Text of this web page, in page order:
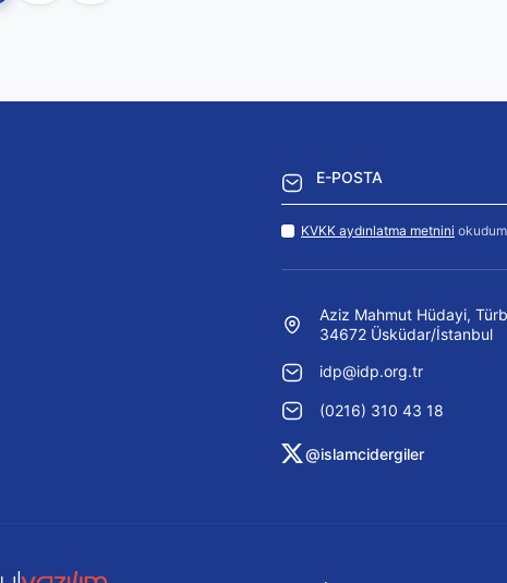
KVKK aydınlatma metnini
Aziz Mahmut Hüdayi,
34672 Üsküdar/İstanbul
idp@idp.org.tr
(0216) 310 43 18
@islamcidergiler